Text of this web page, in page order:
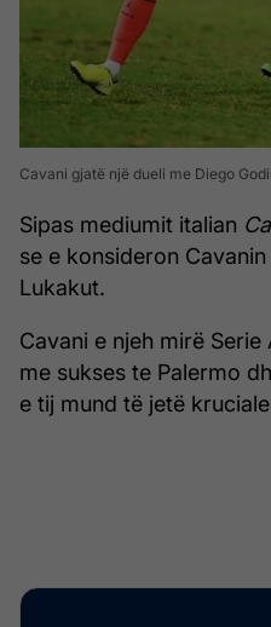
Cavani gjatë një dueli me Diego
Sipas mediumit italian
se e konsideron
Lukakut.
Cavani e njeh mirë
me sukses te Palermo
e tij mund të jetë